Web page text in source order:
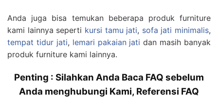
Anda juga bisa temukan beberapa produk furniture
kami lainnya seperti kursi tamu jati, sofa jati minimalis,
tempat tidur jati, lemari pakaian jati dan masih banyak
produk furniture kami lainnya.
Penting : Silahkan Anda Baca FAQ sebelum
Anda menghubungi Kami, Referensi FAQ